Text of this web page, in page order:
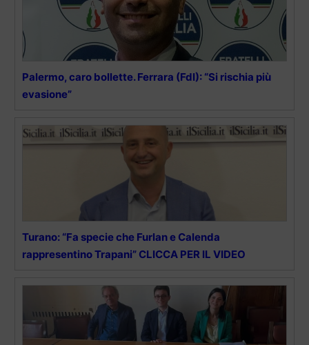
Palermo, caro bollette. Ferrara (FdI): “Si rischia più
evasione”
Turano: “Fa specie che Furlan e Calenda
rappresentino Trapani” CLICCA PER IL VIDEO